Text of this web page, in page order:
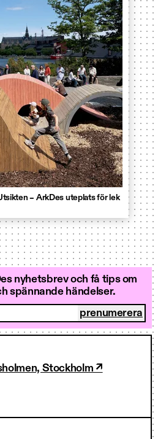
– ArkDes uteplats för lek
nyhetsbrev och få tips om
spännande händelser.
Stockholm ↗